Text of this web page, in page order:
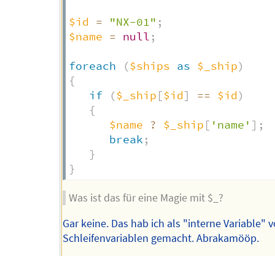
$id = "NX-01" ;
$name = null ;
foreach ($ships as $_ship)
{
if
($_ship [$id] == $id)
{
$name
? $_ship [ 'name' ] ;
break ;
}
}
Was ist das für eine Magie mit $_?
Gar keine. Das hab ich als "interne Variable"
Schleifenvariablen gemacht. Abrakamööp.